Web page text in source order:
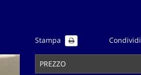
Stampa Condividi
PREZZO